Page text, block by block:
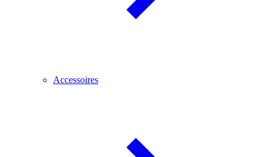
Accessoires